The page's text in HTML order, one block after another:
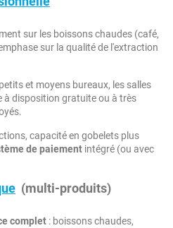
sur les boissons chaudes (café,
sur la qualité de l'extraction
et moyens bureaux, les salles
à disposition gratuite ou à très
capacité en gobelets plus
de paiement intégré (ou avec
(multi-produits)
complet : boissons chaudes,